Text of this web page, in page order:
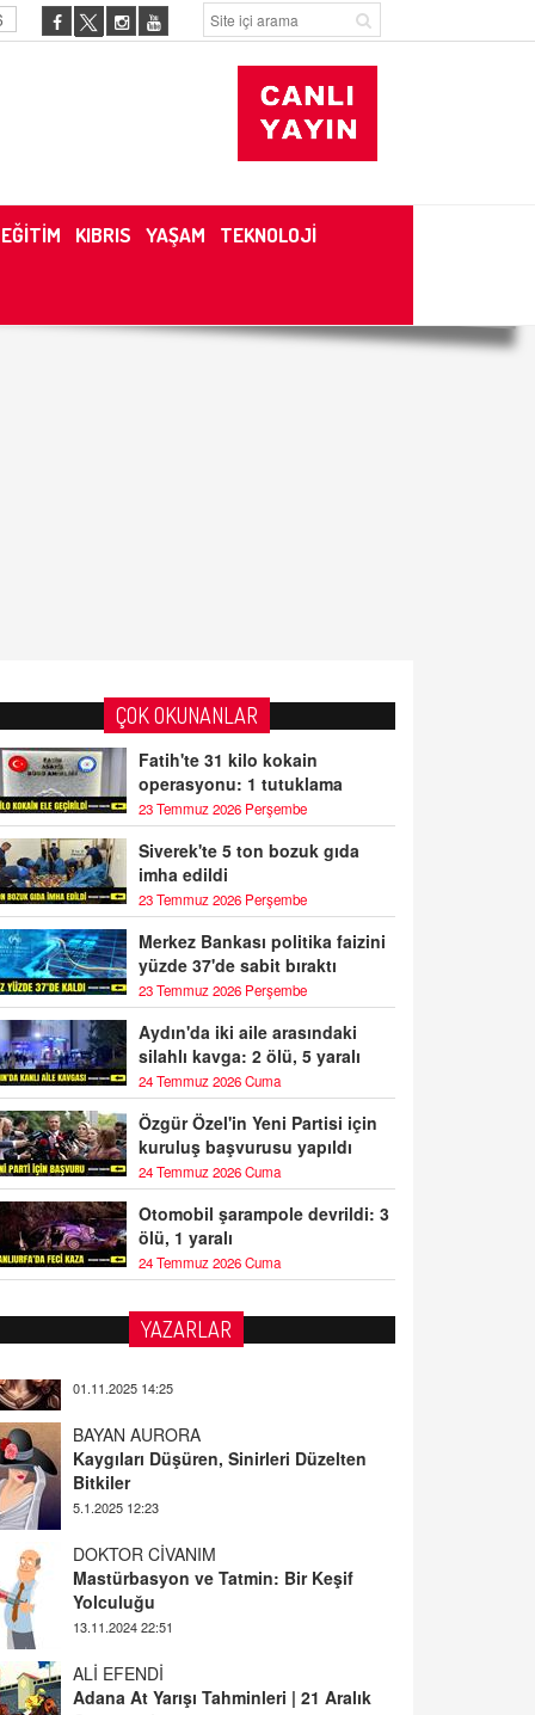
EĞİTİM KIBRIS YAŞAM TEKNOLOJİ
ÇOK OKUNANLAR
Fatih'te 31 kilo kokain
operasyonu: 1 tutuklama
23 Temmuz 2026 Perşembe
Siverek'te 5 ton bozuk gıda
imha edildi
23 Temmuz 2026 Perşembe
Merkez Bankası politika faizini
yüzde 37'de sabit bıraktı
23 Temmuz 2026 Perşembe
Aydın'da iki aile arasındaki
silahlı kavga: 2 ölü, 5 yaralı
24 Temmuz 2026 Cuma
Özgür Özel'in Yeni Partisi için
kuruluş başvurusu yapıldı
24 Temmuz 2026 Cuma
Otomobil şarampole devrildi: 3
ölü, 1 yaralı
24 Temmuz 2026 Cuma
YAZARLAR
BAYAN AURORA
Bitkiler
5.1.2025 12:23
DOKTOR CİVANIM
Yolculuğu
13.11.2024 22:51
ALİ EFENDİ
Cumartesi
20.12.2024 12:46